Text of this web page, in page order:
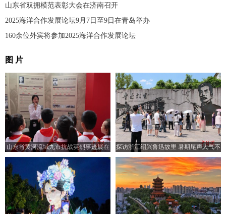
山东省双拥模范表彰大会在济南召开
2025海洋合作发展论坛9月7日至9日在青岛举办
160余位外宾将参加2025海洋合作发展论坛
图 片
山东省黄河流域九市抗战英烈事迹展在
济南开展
探访浙江绍兴鲁迅故里 暑期尾声人气不
减